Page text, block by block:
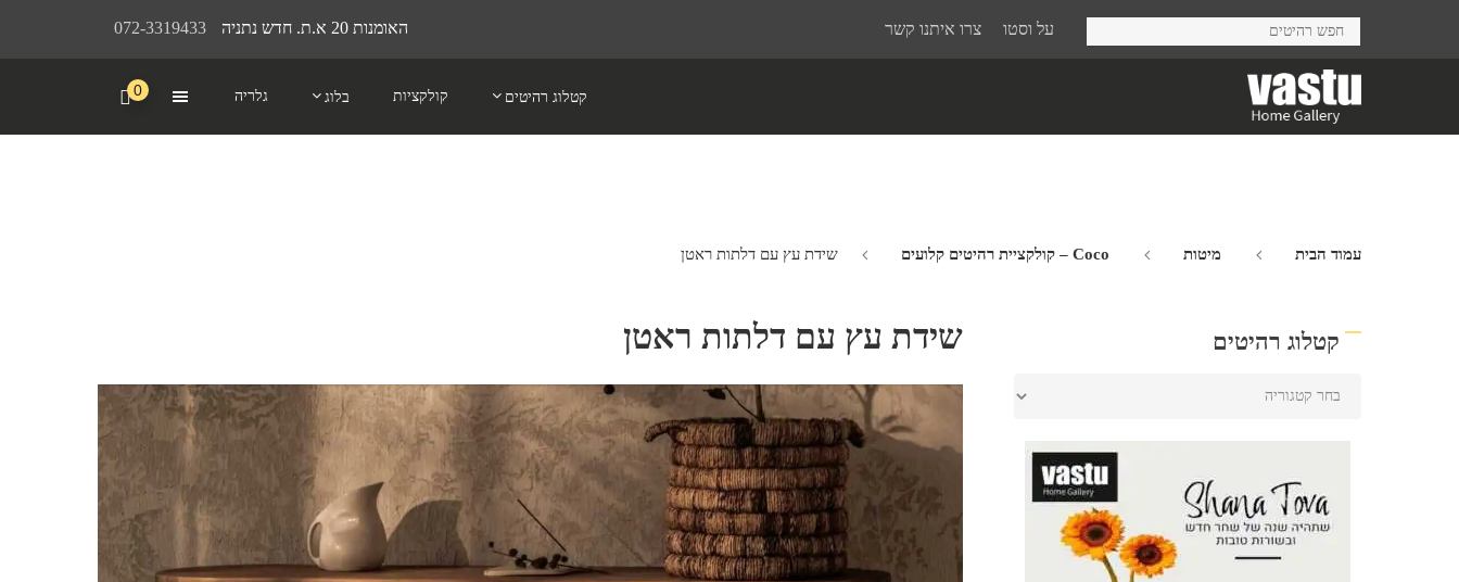
072-3319433 האומנות 20 א.ת. חדש נתניה על וסטו צרו איתנו קשר
קטלוג רהיטים קולקציות בלוג גלריה 0
עמוד הבית מיטות Coco – קולקציית רהיטים קלועים שידת עץ עם דלתות ראטן
שידת עץ עם דלתות ראטן קטלוג רהיטים